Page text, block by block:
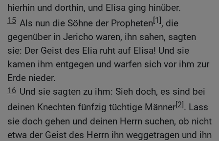
hierhin und dorthin, und Elisa ging hinüber.
15 Als nun die Söhne der Propheten[1], die
gegenüber in Jericho waren, ihn sahen, sagten
sie: Der Geist des Elia ruht auf Elisa! Und sie
kamen ihm entgegen und warfen sich vor ihm zur
Erde nieder.
16 Und sie sagten zu ihm: Sieh doch, es sind bei
deinen Knechten fünfzig tüchtige Männer[2]. Lass
sie doch gehen und deinen Herrn suchen, ob nicht
etwa der Geist des Herrn ihn weggetragen und ihn